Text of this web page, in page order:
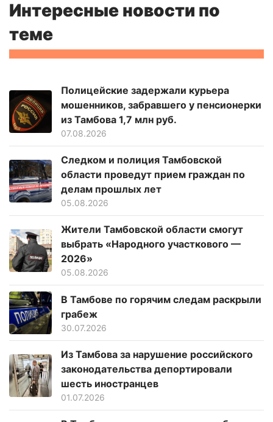
Интересные новости по
теме
Полицейские задержали курьера
мошенников, забравшего у пенсионерки
из Тамбова 1,7 млн руб.
07.08.2026
Следком и полиция Тамбовской
области проведут прием граждан по
делам прошлых лет
05.08.2026
Жители Тамбовской области смогут
выбрать «Народного участкового —
2026»
05.08.2026
В Тамбове по горячим следам раскрыли
грабеж
30.07.2026
Из Тамбова за нарушение российского
законодательства депортировали
шесть иностранцев
01.07.2026